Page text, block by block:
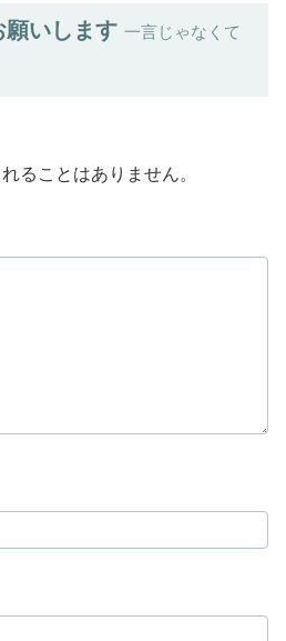
願いします 一言じゃなくて
ることはありません。